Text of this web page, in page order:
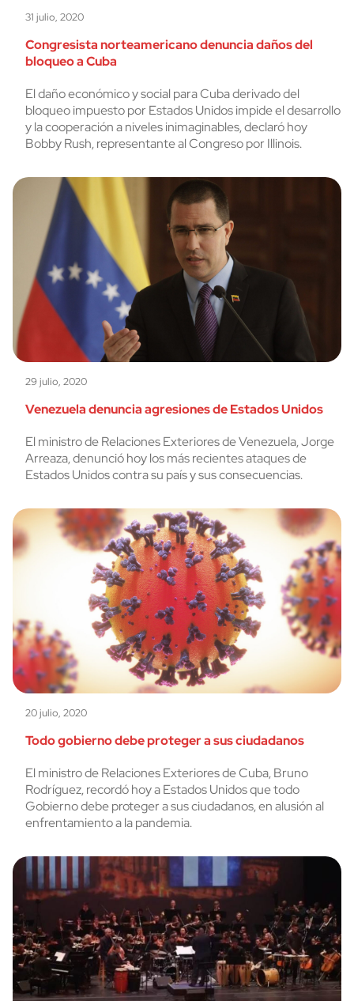
31 julio, 2020
Congresista norteamericano denuncia daños del
bloqueo a Cuba
El daño económico y social para Cuba derivado del
bloqueo impuesto por Estados Unidos impide el desarrollo
y la cooperación a niveles inimaginables, declaró hoy
Bobby Rush, representante al Congreso por Illinois.
29 julio, 2020
Venezuela denuncia agresiones de Estados Unidos
El ministro de Relaciones Exteriores de Venezuela, Jorge
Arreaza, denunció hoy los más recientes ataques de
Estados Unidos contra su país y sus consecuencias.
20 julio, 2020
Todo gobierno debe proteger a sus ciudadanos
El ministro de Relaciones Exteriores de Cuba, Bruno
Rodríguez, recordó hoy a Estados Unidos que todo
Gobierno debe proteger a sus ciudadanos, en alusión al
enfrentamiento a la pandemia.